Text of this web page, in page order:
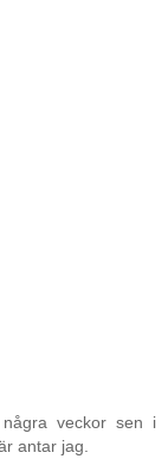
veckor sen i
antar jag.